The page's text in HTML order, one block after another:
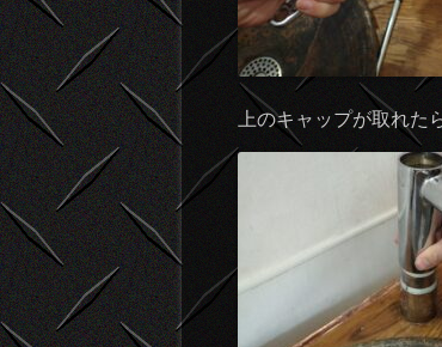
上のキャップが取れた